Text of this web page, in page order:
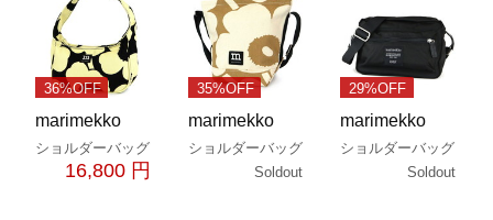
36%OFF
marimekko
ショルダーバッグ
16,800 円
35%OFF
marimekko
ショルダーバッグ
Soldout
29%OFF
marimekko
ショルダーバッグ
Soldout